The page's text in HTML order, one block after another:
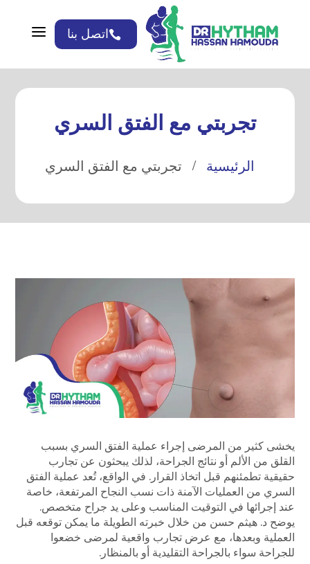
اتصل بنا a
تجربتي مع الفتق السري
الرئيسية / تجربتي مع الفتق السري
يخشى كثير من المرضى إجراء عملية الفتق السري بسبب
القلق من الألم أو نتائج الجراحة، لذلك يبحثون عن تجارب
حقيقية تطمئنهم قبل اتخاذ القرار. في الواقع، تُعد عملية الفتق
السري من العمليات الآمنة ذات نسب النجاح المرتفعة، خاصة
عند إجرائها في التوقيت المناسب وعلى يد جراح متخصص.
يوضح د. هيثم حسن من خلال خبرته الطويلة ما يمكن توقعه قبل
العملية وبعدها، مع عرض تجارب واقعية لمرضى خضعوا
للجراحة سواء بالجراحة التقليدية أو بالمنظار.